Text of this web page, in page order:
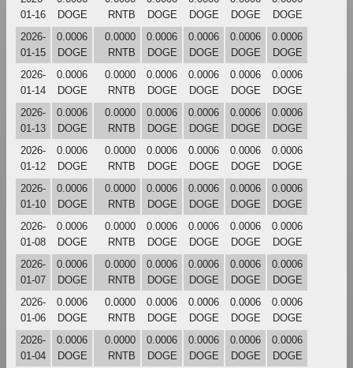
01-16
DOGE
RNTB
DOGE
DOGE
DOGE
DOGE
2026-
01-15
0.0006
DOGE
0.0000
RNTB
0.0006
DOGE
0.0006
DOGE
0.0006
DOGE
0.0006
DOGE
2026-
01-14
0.0006
DOGE
0.0000
RNTB
0.0006
DOGE
0.0006
DOGE
0.0006
DOGE
0.0006
DOGE
2026-
01-13
0.0006
DOGE
0.0000
RNTB
0.0006
DOGE
0.0006
DOGE
0.0006
DOGE
0.0006
DOGE
2026-
01-12
0.0006
DOGE
0.0000
RNTB
0.0006
DOGE
0.0006
DOGE
0.0006
DOGE
0.0006
DOGE
2026-
01-10
0.0006
DOGE
0.0000
RNTB
0.0006
DOGE
0.0006
DOGE
0.0006
DOGE
0.0006
DOGE
2026-
01-08
0.0006
DOGE
0.0000
RNTB
0.0006
DOGE
0.0006
DOGE
0.0006
DOGE
0.0006
DOGE
2026-
01-07
0.0006
DOGE
0.0000
RNTB
0.0006
DOGE
0.0006
DOGE
0.0006
DOGE
0.0006
DOGE
2026-
01-06
0.0006
DOGE
0.0000
RNTB
0.0006
DOGE
0.0006
DOGE
0.0006
DOGE
0.0006
DOGE
2026-
01-04
0.0006
DOGE
0.0000
RNTB
0.0006
DOGE
0.0006
DOGE
0.0006
DOGE
0.0006
DOGE